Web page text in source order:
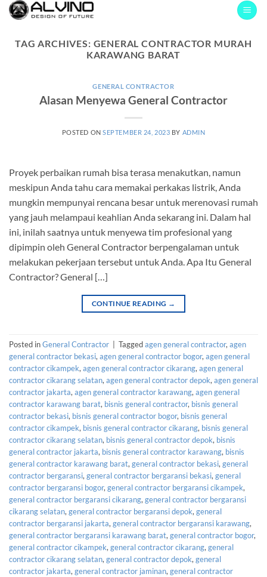
Skip
TAG ARCHIVES: GENERAL CONTRACTOR MURAH
KARAWANG BARAT
GENERAL CONTRACTOR
Alasan Menyewa General Contractor
POSTED ONSEPTEMBER 24, 2023 BY ADMIN
Proyek perbaikan rumah bisa terasa menakutkan, namun
meskipun Anda tahu cara memakai perkakas listrik, Anda
mungkin mempunyai rencana besar untuk merenovasi rumah
yang jauh melampaui keahlian Anda sekarang ini. Dalam hal
ini, inilah saatnya untuk menyewa tim profesional yang
dipimpin oleh General Contractor berpengalaman untuk
melakukan pekerjaan tersebut untuk Anda. Apa Itu General
Contractor? General […]
CONTINUE READING →
Posted inGeneral Contractor Taggedagen general contractor, agen
general contractor bekasi, agen general contractor bogor, agen general
contractor cikampek, agen general contractor cikarang, agen general
contractor cikarang selatan, agen general contractor depok, agen general
contractor jakarta, agen general contractor karawang, agen general
contractor karawang barat, bisnis general contractor, bisnis general
contractor bekasi, bisnis general contractor bogor, bisnis general
contractor cikampek, bisnis general contractor cikarang, bisnis general
contractor cikarang selatan, bisnis general contractor depok, bisnis
general contractor jakarta, bisnis general contractor karawang, bisnis
general contractor karawang barat, general contractor bekasi, general
contractor bergaransi, general contractor bergaransi bekasi, general
contractor bergaransi bogor, general contractor bergaransi cikampek,
general contractor bergaransi cikarang, general contractor bergaransi
cikarang selatan, general contractor bergaransi depok, general
contractor bergaransi jakarta, general contractor bergaransi karawang,
general contractor bergaransi karawang barat, general contractor bogor,
general contractor cikampek, general contractor cikarang, general
contractor cikarang selatan, general contractor depok, general
contractor jakarta, general contractor jaminan, general contractor